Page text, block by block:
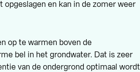
en kan in de zomer weer
op te warmen boven de
bel in het grondwater. Dat is zeer
van de ondergrond optimaal wordt